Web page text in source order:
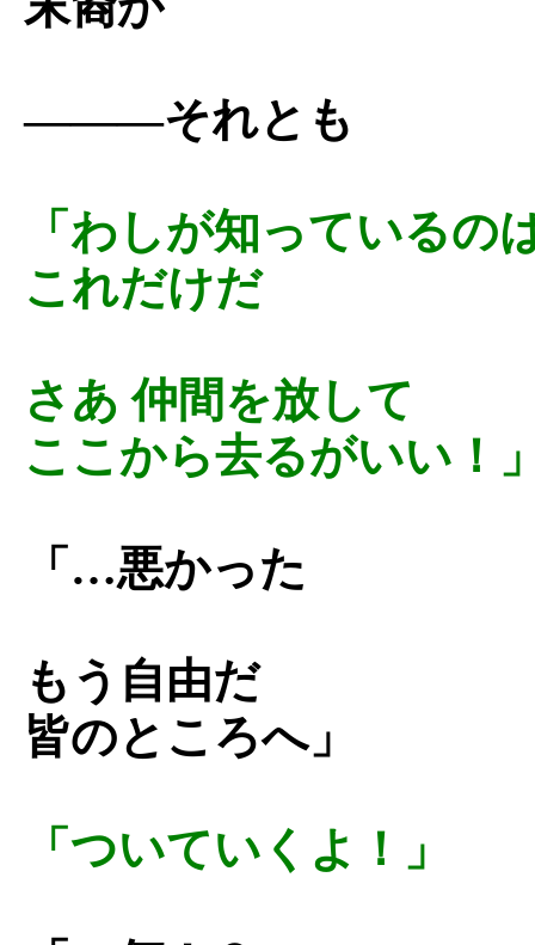
―――それとも
「わしが知っているの
これだけだ
さあ 仲間を放して
ここから去るがいい！
「…悪かった
もう自由だ
皆のところへ」
「ついていくよ！」